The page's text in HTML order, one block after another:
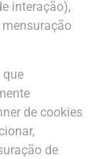
interação),
que
de cookies
de